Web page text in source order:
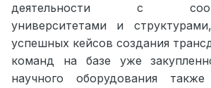
деятельности с
университетами и
успешных кейсов создания
команд на базе уже
научного оборудования